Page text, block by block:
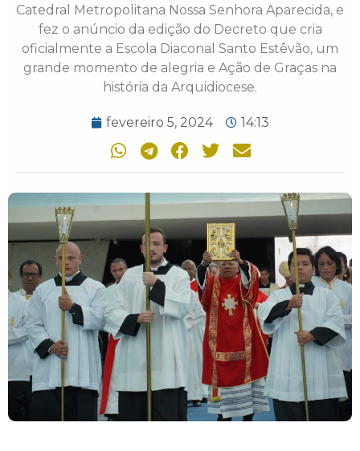
Catedral Metropolitana Nossa Senhora Aparecida, e
fez o anúncio da edição do Decreto que cria
oficialmente a Escola Diaconal Santo Estêvão, um
grande momento de alegria e Ação de Graças na
história da Arquidiocese.
fevereiro 5, 2024 14:13